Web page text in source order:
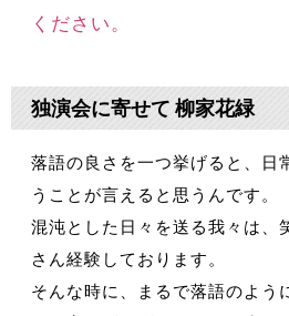
ください。
独演会に寄せて 柳家花緑
落語の良さを一つ挙げると、日
うことが言えると思うんです。
混沌とした日々を送る我々は、
さん経験しております。
そんな時に、まるで落語のよう